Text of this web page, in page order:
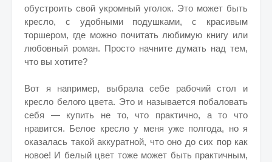
обустроить свой укромный уголок. Это может быть
кресло, с удобными подушками, с красивым
торшером, где можно почитать любимую книгу или
любовный роман. Просто начните думать над тем,
что вы хотите?
Вот я например, выбрала себе рабочий стол и
кресло белого цвета. Это и называется побаловать
себя — купить не то, что практично, а то что
нравится. Белое кресло у меня уже полгода, но я
оказалась такой аккуратной, что оно до сих пор как
новое! И белый цвет тоже может быть практичным,